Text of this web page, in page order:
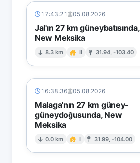
17:43:21 05.08.2026
Jal'ın 27 km güneybatısında,
New Meksika
8.3 km II 31.94, -103.40
16:38:36 05.08.2026
Malaga'nın 27 km güney-
güneydoğusunda, New
Meksika
0.0 km I 31.99, -104.00